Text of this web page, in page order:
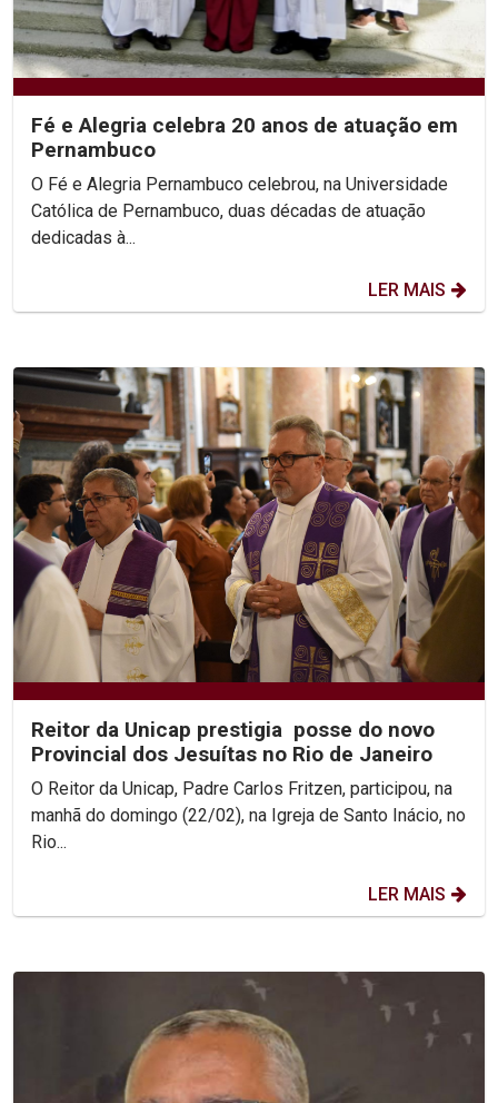
Fé e Alegria celebra 20 anos de atuação em
Pernambuco
O Fé e Alegria Pernambuco celebrou, na Universidade
Católica de Pernambuco, duas décadas de atuação
dedicadas à...
LER MAIS
Reitor da Unicap prestigia posse do novo
Provincial dos Jesuítas no Rio de Janeiro
O Reitor da Unicap, Padre Carlos Fritzen, participou, na
manhã do domingo (22/02), na Igreja de Santo Inácio, no
Rio...
LER MAIS